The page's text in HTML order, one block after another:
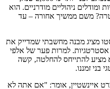
ניהוליים מודרניים. הוא
משם ממשיך אחורה – עד
מציג מבנה מחשבתי שמדייק את
למרות פער של אלפי
להתייחס להחלטה, קשה
בני זמננו.
איינשטיין, אומר: "אם אתה לא